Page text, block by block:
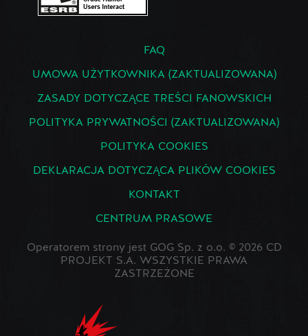
FAQ
UMOWA UŻYTKOWNIKA (ZAKTUALIZOWANA)
ZASADY DOTYCZĄCE TREŚCI FANOWSKICH
POLITYKA PRYWATNOŚCI (ZAKTUALIZOWANA)
POLITYKA COOKIES
DEKLARACJA DOTYCZĄCA PLIKÓW COOKIES
KONTAKT
CENTRUM PRASOWE
Operatorem strony jest GOG Sp. z o.o. © 2026 CD
PROJEKT S.A. WSZYSTKIE PRAWA
ZASTRZEŻONE